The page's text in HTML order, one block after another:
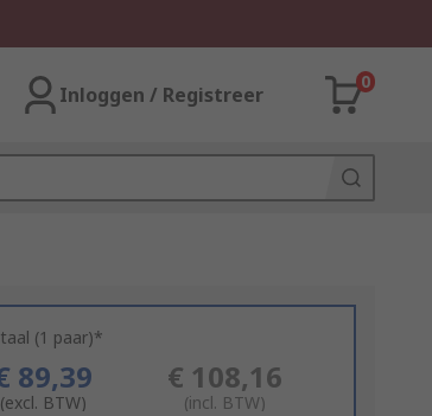
Inloggen / Registreer
0
(1 paar)*
89,39
(excl. BTW)
€ 108,16
(incl. BTW)